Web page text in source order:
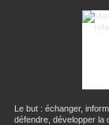
Le but : échanger,
défendre, développer la